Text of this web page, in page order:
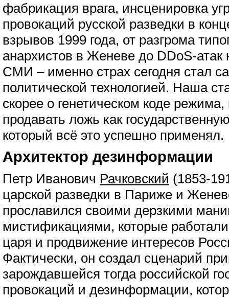
фабрикация врага, инсценировка
провокаций русской разведки в
взрывов 1999 года, от разгрома
анархистов в Женеве до DDoS-
СМИ – именно страх сегодня стал
политической технологией. Наша
скорее о генетическом коде
продавать ложь как
который всё это успешно применял.
Архитектор дезинформации
Петр Иванович Рачковский (1853-
царской разведки в Париже и
прославился своими дерзкими
мистификациями, которые
царя и продвижение интересов
Фактически, он создал сценарий
зарождавшейся тогда российской
провокаций и дезинформации,